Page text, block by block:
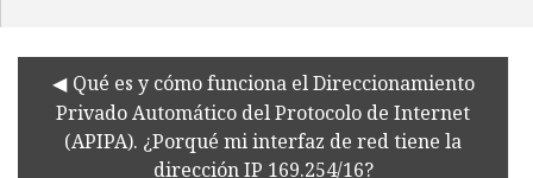
Qué es y cómo funciona el Direccionamiento
Privado Automático del Protocolo de Internet
(APIPA). ¿Porqué mi interfaz de red tiene la
dirección IP 169.254/16?